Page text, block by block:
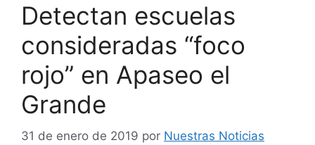
Detectan escuelas
consideradas “foco
rojo” en Apaseo el
Grande
31 de enero de 2019 por Nuestras Noticias